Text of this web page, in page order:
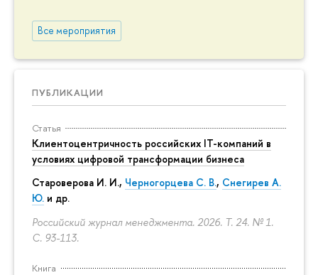
Все мероприятия
ПУБЛИКАЦИИ
Статья
Клиентоцентричность российских IT-компаний в
условиях цифровой трансформации бизнеса
Староверова И. И., Черногорцева С. В., Снегирев А.
Ю. и др.
Российский журнал менеджмента. 2026. Т. 24. № 1.
С. 93-113.
Книга